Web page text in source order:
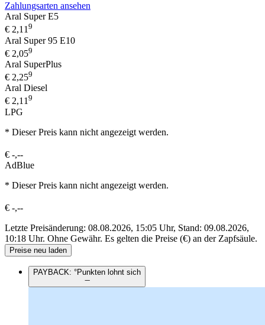
Zahlungsarten ansehen
Aral Super E5
€ 2,119
Aral Super 95 E10
€ 2,059
Aral SuperPlus
€ 2,259
Aral Diesel
€ 2,119
LPG
* Dieser Preis kann nicht angezeigt werden.
€ -,--
AdBlue
* Dieser Preis kann nicht angezeigt werden.
€ -,--
Letzte Preisänderung: 08.08.2026, 15:05 Uhr, Stand: 09.08.2026,
10:18 Uhr. Ohne Gewähr. Es gelten die Preise (€) an der Zapfsäule.
Preise neu laden
PAYBACK: °Punkten lohnt sich